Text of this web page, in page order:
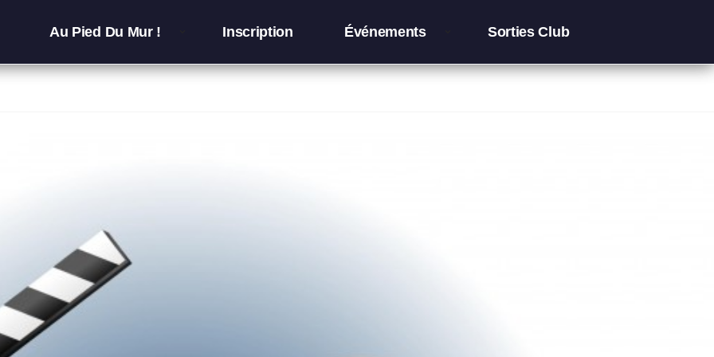
Au Pied Du Mur ! Inscription Événements Sorties Club